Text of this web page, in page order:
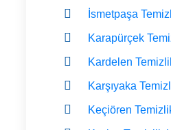
İsmetpaşa
Karapürçek
Kardelen
Karşıyaka
Keçiören